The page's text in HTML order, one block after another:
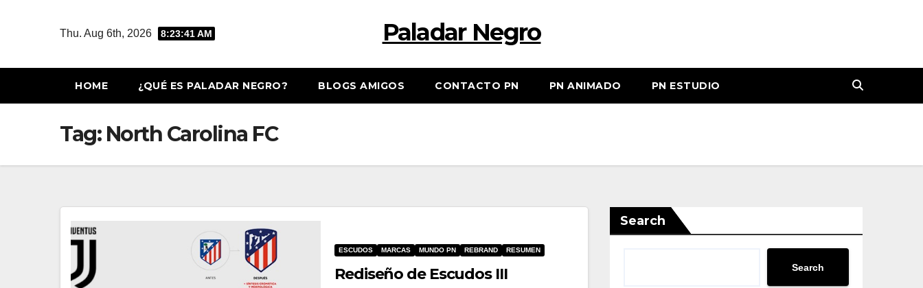
Thu. Aug 6th, 2026 8:23:41 AM Paladar Negro
HOME ¿QUÉ ES PALADAR NEGRO? BLOGS AMIGOS CONTACTO PN PN ANIMADO PN ESTUDIO
Tag: North Carolina FC
ESCUDOS MARCAS MUNDO PN REBRAND RESUMEN
Rediseño de Escudos III
Search
Search